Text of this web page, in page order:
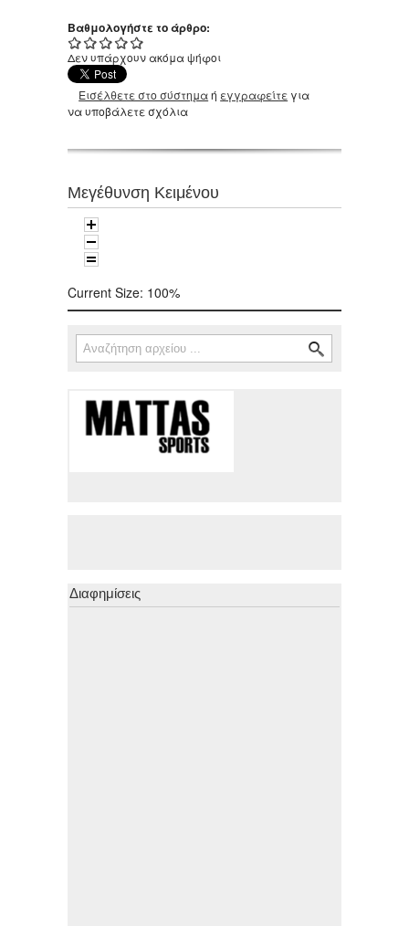
Βαθμολογήστε το άρθρο:
Δεν υπάρχουν ακόμα ψήφοι
Εισέλθετε στο σύστημαή εγγραφείτε για
να υποβάλετε σχόλια
Μεγέθυνση Κειμένου
Current Size: 100%
Φόρμα αναζήτησης
Αναζήτηση
Διαφημίσεις